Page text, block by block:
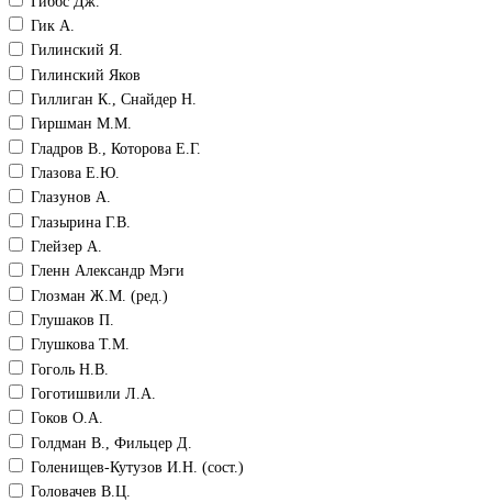
Гик А.
Гилинский Я.
Гилинский Яков
Гиллиган К., Снайдер Н.
Гиршман М.М.
Гладров В., Которова Е.Г.
Глазова Е.Ю.
Глазунов А.
Глазырина Г.В.
Глейзер А.
Гленн Александр Мэги
Глозман Ж.М. (ред.)
Глушаков П.
Глушкова Т.М.
Гоголь Н.В.
Гоготишвили Л.А.
Гоков О.А.
Голдман В., Фильцер Д.
Голенищев-Кутузов И.Н. (сост.)
Головачев В.Ц.